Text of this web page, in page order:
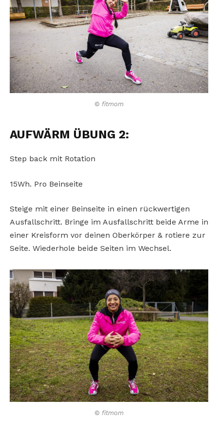
© fitmom
AUFWÄRM ÜBUNG 2:
Step back mit Rotation
15Wh. Pro Beinseite
Steige mit einer Beinseite in einen rückwertigen
Ausfallschritt. Bringe im Ausfallschritt beide Arme in
einer Kreisform vor deinen Oberkörper & rotiere zur
Seite. Wiederhole beide Seiten im Wechsel.
© fitmom